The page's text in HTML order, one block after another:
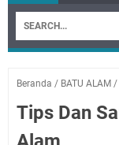
Beranda / BATU ALAM /
Tips Dan